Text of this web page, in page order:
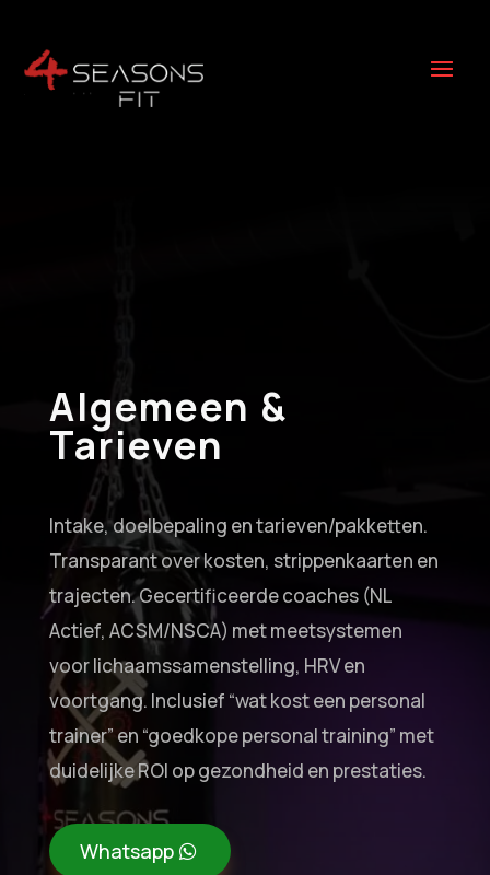
Algemeen &
Tarieven
Intake, doelbepaling en tarieven/pakketten.
Transparant over kosten, strippenkaarten en
trajecten. Gecertificeerde coaches (NL
Actief, ACSM/NSCA) met meetsystemen
voor lichaamssamenstelling, HRV en
voortgang. Inclusief “wat kost een personal
trainer” en “goedkope personal training” met
duidelijke ROI op gezondheid en prestaties.
Whatsapp